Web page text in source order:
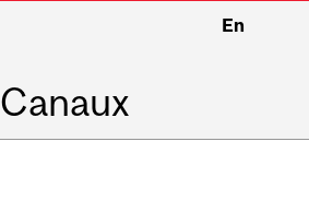
En
Canaux